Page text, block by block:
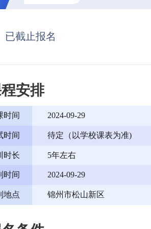
已截止报名
安排
时间 2024-09-29
时间 待定（以学校课表为准)
时长 5年左右
时间 2024-09-29
地点 锦州市松山新区